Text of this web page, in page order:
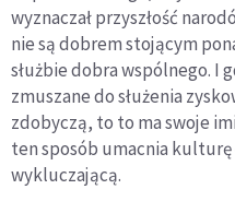
wyznaczał przyszłość
nie są dobrem stojącym
służbie dobra wspólnego. I
zmuszane do służenia
zdobyczą, to to ma swoje
ten sposób umacnia
wykluczającą.